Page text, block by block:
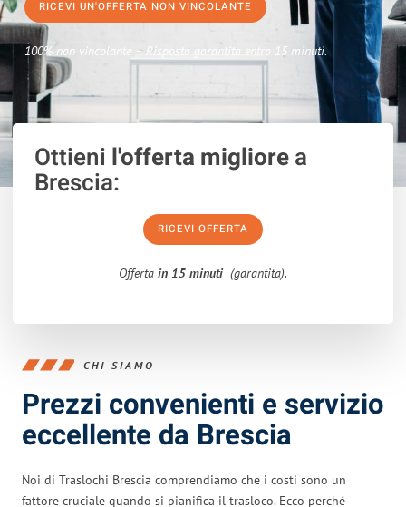
RICEVI UN'OFFERTA NON VINCOLANTE
100% non vincolante – Risposta garantita entro 15 minuti.
Ottieni l'offerta migliorea
Brescia:
RICEVI OFFERTA
Offerta in 15 minuti (garantita).
CHI SIAMO
Prezzi convenienti e servizio
eccellente da Brescia
Noi di Traslochi Brescia comprendiamo che i costi sono un
fattore cruciale quando si pianifica il trasloco. Ecco perché